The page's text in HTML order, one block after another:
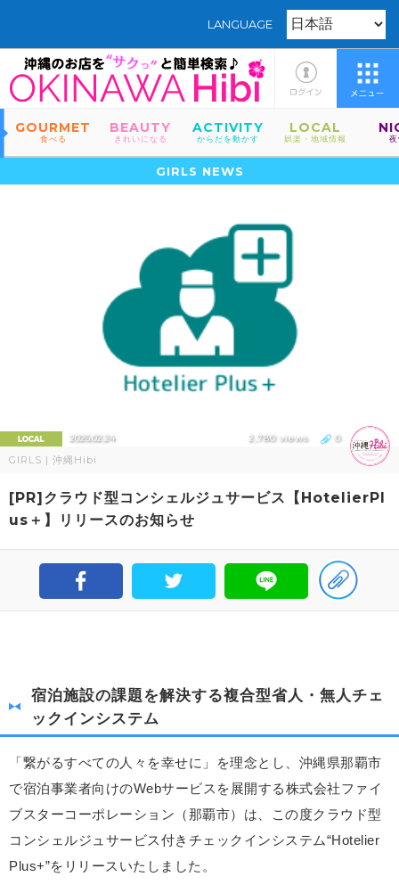
LANGUAGE
GOURMET
食べる
BEAUTY
きれいになる
ACTIVITY
からだを動かす
LOCAL
娯楽・地域情報
GIRLS NEWS
2025.02.24 2,780 views 0
GIRLS | 沖縄Hibi
[PR]クラウド型コンシェルジュサービス【HotelierPl
us＋】リリースのお知らせ
宿泊施設の課題を解決する複合型省人・無人チェ
ックインシステム
「繋がるすべての人々を幸せに」を理念とし、沖縄県那覇市
で宿泊事業者向けのWebサービスを展開する株式会社ファイ
ブスターコーポレーション（那覇市）は、この度クラウド型
コンシェルジュサービス付きチェックインシステム“Hotelier
Plus+”をリリースいたしました。